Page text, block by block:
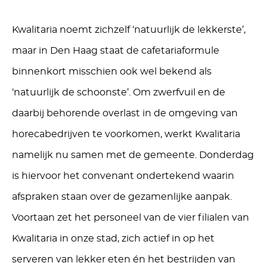
Kwalitaria noemt zichzelf ‘natuurlijk de lekkerste’,
maar in Den Haag staat de cafetariaformule
binnenkort misschien ook wel bekend als
‘natuurlijk de schoonste’. Om zwerfvuil en de
daarbij behorende overlast in de omgeving van
horecabedrijven te voorkomen, werkt Kwalitaria
namelijk nu samen met de gemeente. Donderdag
is hiervoor het convenant ondertekend waarin
afspraken staan over de gezamenlijke aanpak.
Voortaan zet het personeel van de vier filialen van
Kwalitaria in onze stad, zich actief in op het
serveren van lekker eten én het bestrijden van